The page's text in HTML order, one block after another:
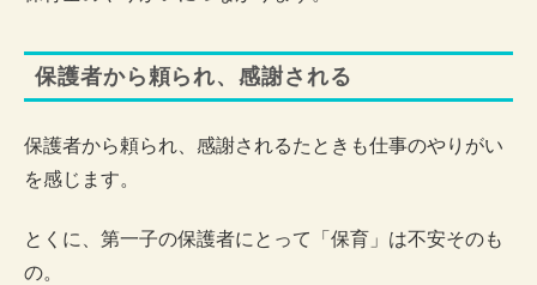
保護者から頼られ、感謝される
保護者から頼られ、感謝されるたときも仕事のやりがい
を感じます。
とくに、第一子の保護者にとって「保育」は不安そのも
の。